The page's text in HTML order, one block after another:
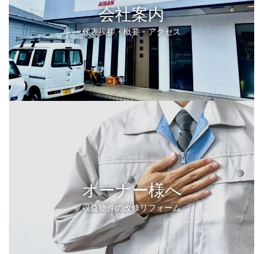
会社案内
代表挨拶・概要・アクセス
オーナー様へ
収益物件の改修リフォーム